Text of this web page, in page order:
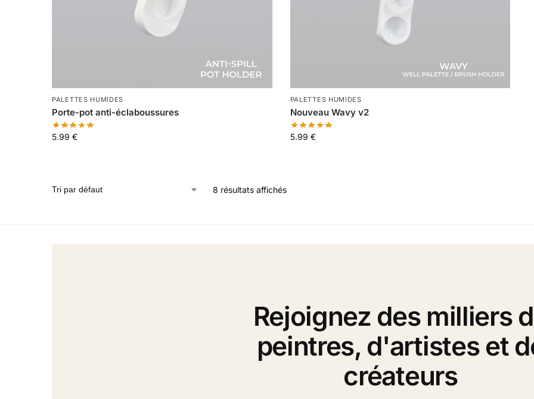
PALETTES HUMIDES
Porte-pot anti-éclaboussures
5.99 €
PALETTES HUMIDES
Nouveau Wavy v2
5.99 €
8 résultats affichés
Rejoignez des milliers
peintres, d'artistes et
créateurs